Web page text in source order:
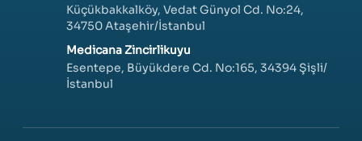
Küçükbakkalköy, Vedat Günyol Cd. No:24,
34750 Ataşehir/İstanbul
Medicana Zincirlikuyu
Esentepe, Büyükdere Cd. No:165, 34394 Şişli/
İstanbul